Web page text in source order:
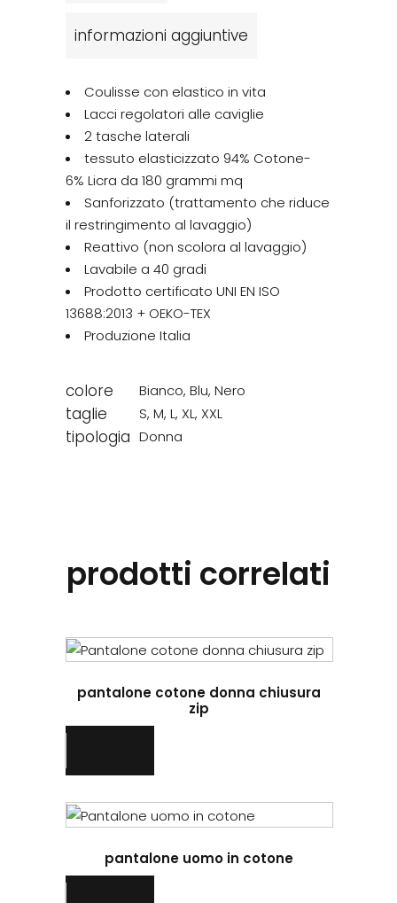
informazioni aggiuntive
Coulisse con elastico in vita
Lacci regolatori alle caviglie
2 tasche laterali
tessuto elasticizzato 94% Cotone-
6% Licra da 180 grammi mq
Sanforizzato (trattamento che riduce
il restringimento al lavaggio)
Reattivo (non scolora al lavaggio)
Lavabile a 40 gradi
Prodotto certificato UNI EN ISO
13688:2013 + OEKO-TEX
Produzione Italia
colore Bianco, Blu, Nero
taglie S, M, L, XL, XXL
tipologia Donna
prodotti correlati
pantalone cotone donna chiusura
zip
pantalone uomo in cotone